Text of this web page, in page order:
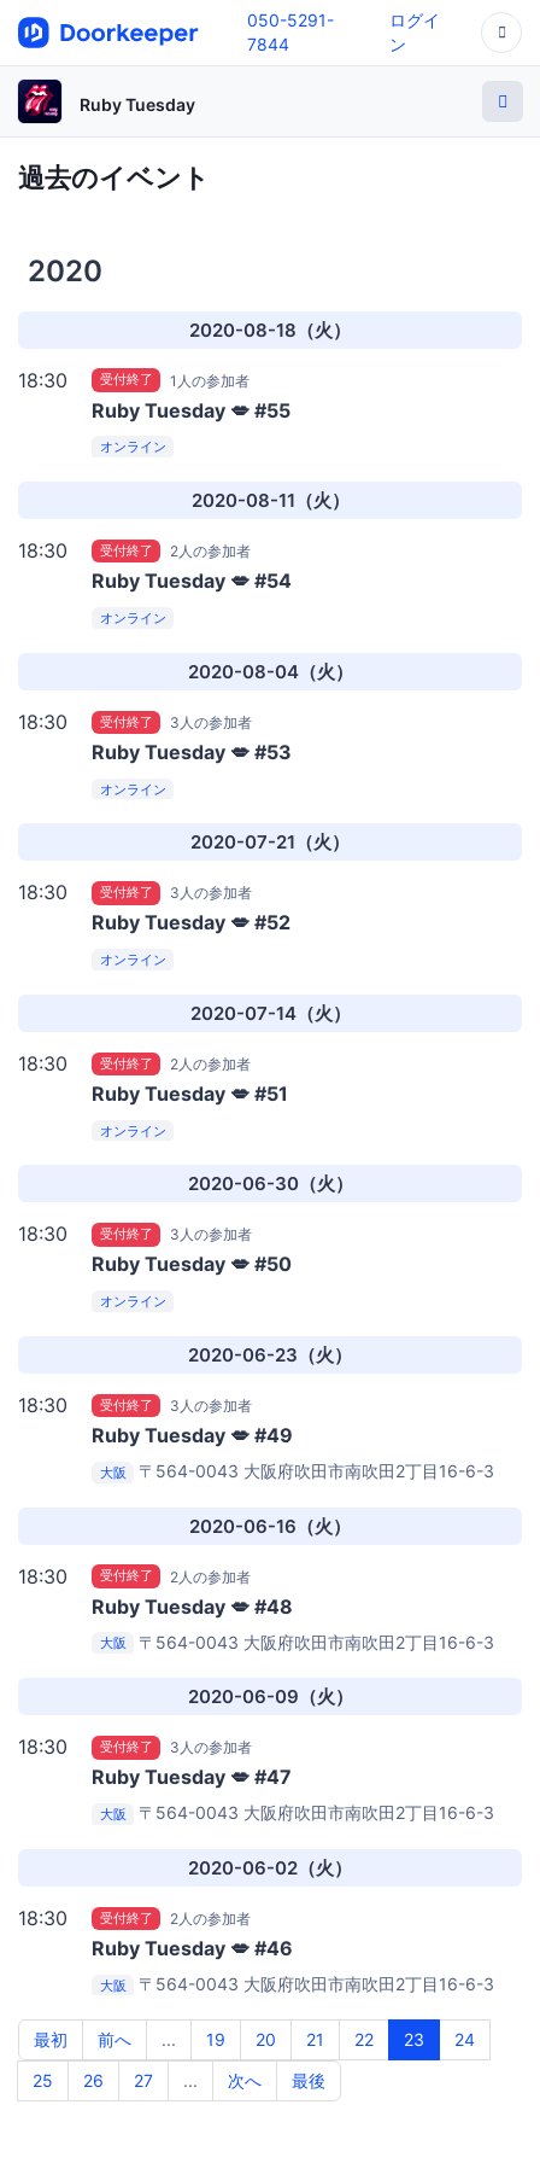
050-5291-
7844
ログイ
ン
Ruby Tuesday
過去のイベント
2020
2020-08-18（火）
18:30 受付終了 1人の参加者
Ruby Tuesday 💋 #55
オンライン
2020-08-11（火）
18:30 受付終了 2人の参加者
Ruby Tuesday 💋 #54
オンライン
2020-08-04（火）
18:30 受付終了 3人の参加者
Ruby Tuesday 💋 #53
オンライン
2020-07-21（火）
18:30 受付終了 3人の参加者
Ruby Tuesday 💋 #52
オンライン
2020-07-14（火）
18:30 受付終了 2人の参加者
Ruby Tuesday 💋 #51
オンライン
2020-06-30（火）
18:30 受付終了 3人の参加者
Ruby Tuesday 💋 #50
オンライン
2020-06-23（火）
18:30 受付終了 3人の参加者
Ruby Tuesday 💋 #49
大阪
〒564-0043 大阪府吹田市南吹田2丁目16-6-3
2020-06-16（火）
18:30 受付終了 2人の参加者
Ruby Tuesday 💋 #48
大阪
〒564-0043 大阪府吹田市南吹田2丁目16-6-3
2020-06-09（火）
18:30 受付終了 3人の参加者
Ruby Tuesday 💋 #47
大阪
〒564-0043 大阪府吹田市南吹田2丁目16-6-3
2020-06-02（火）
18:30 受付終了 2人の参加者
Ruby Tuesday 💋 #46
大阪
〒564-0043 大阪府吹田市南吹田2丁目16-6-3
最初
前へ ... 19 20 21 22 23
24
25
26 27 ... 次へ 最後